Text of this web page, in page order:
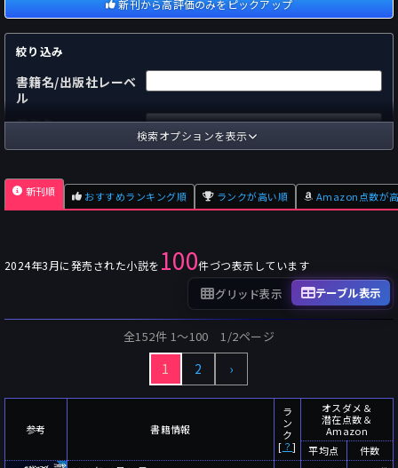
新刊から高評価のみをピックアップ
絞り込み
書籍名/出版社レーベ
ル
著者名
国内
海外
出版社
フォーマット
単行本
～
Pt
～
Pt
～
読者数
～
人
年代
年代と月の範囲
先月以降 今月以降
検索オプションを表示
新刊順 おすすめランキング順 ランクが高い順 Amazon点数が
2024年3月に発売された小説を 100件づつ表示しています
グリッド表示 テーブル表示
全152件 1〜100 1/2ページ
1 2 ›
参考 書籍情報
ラ
ン
ク
[ ？]
オスダメ＆
潜在点数＆
Amazon
平均点
件数